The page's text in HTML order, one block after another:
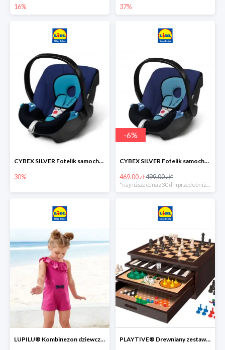
16% 37%
CYBEX SILVER Fotelik samochodowy -30%
30%
-6%
CYBEX SILVER Fotelik samochodowy + dostawa gratis!
469.00 zł499.00 zł*
*najniższa cena z 30 dni przed obniżką
LUPILU® Kombinezon dziewczęcy z bawełny PLAYTIVE® Drewniany zestaw gier 10 w 1